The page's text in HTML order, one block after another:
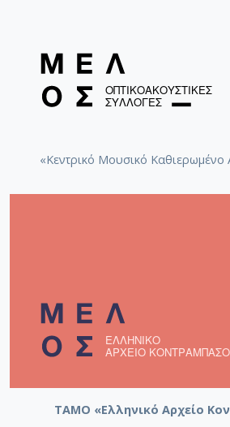
«Κεντρικό Μουσικό
ΤΑΜΟ «Ελληνικό Αρχείο